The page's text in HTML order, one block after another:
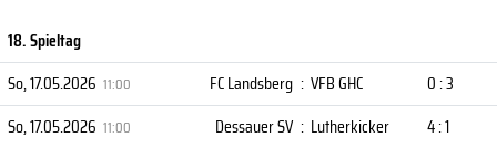
18. Spieltag
So, 17.05.2026 11:00 FC Landsberg : VFB GHC
0 : 3
So, 17.05.2026 11:00 Dessauer SV : Lutherkicker
4 : 1